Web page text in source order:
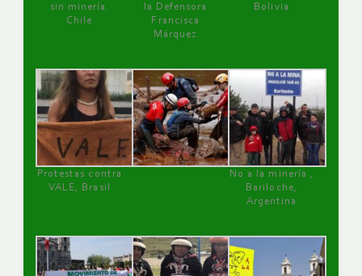
sin minería.
Chile
la Defensora
Francisca
Márquez
Bolivia
Protestas contra
VALE, Brasil
No a la minería ,
Bariloche,
Argentina